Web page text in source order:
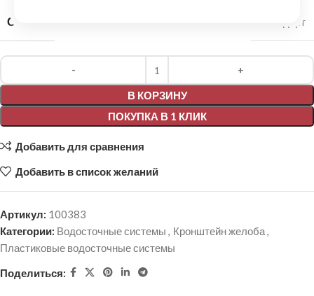
СЕРИЯ Стандарт
В КОРЗИНУ
ПОКУПКА В 1 КЛИК
Alternative:
Добавить для сравнения
Добавить в список желаний
Артикул: 100383
Категории: Водосточные системы , Кронштейн желоба,
Пластиковые водосточные системы
Поделиться: